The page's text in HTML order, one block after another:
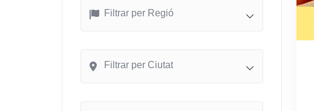
Filtrar per Regió
Filtrar per Ciutat